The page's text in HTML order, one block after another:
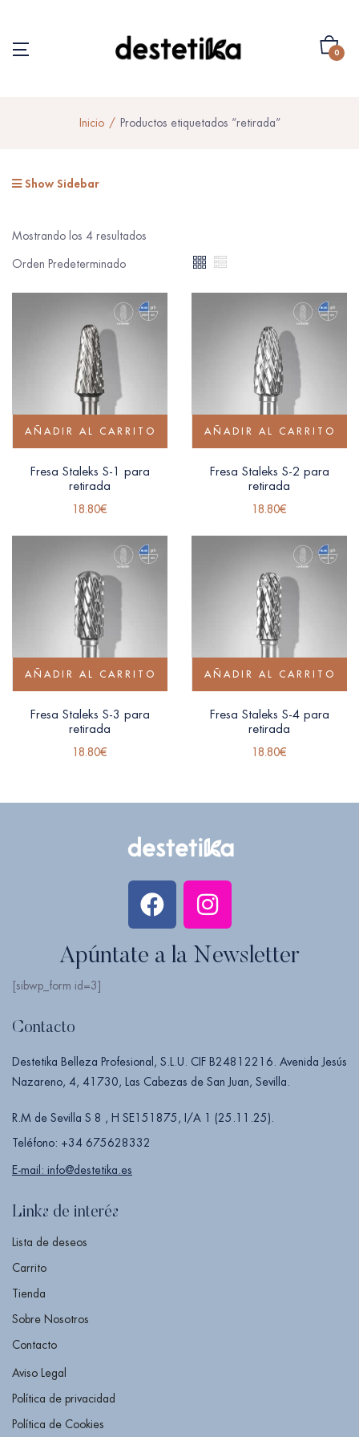
0
Inicio Productos etiquetados “retirada”
Show Sidebar
Mostrando los 4 resultados
AÑADIR AL CARRITO
Fresa Staleks S-1 para
retirada
18.80€
AÑADIR AL CARRITO
Fresa Staleks S-2 para
retirada
18.80€
AÑADIR AL CARRITO
Fresa Staleks S-3 para
retirada
18.80€
AÑADIR AL CARRITO
Fresa Staleks S-4 para
retirada
18.80€
Apúntate a la Newsletter
[sibwp_form id=3]
Contacto
Destetika Belleza Profesional, S.L.U. CIF B24812216. Avenida Jesús
Nazareno, 4, 41730, Las Cabezas de San Juan, Sevilla.
R.M de Sevilla S 8 , H SE151875, I/A 1 (25.11.25).
Teléfono: +34 675628332
E-mail: info@destetika.es
Links de interés
Lista de deseos
Carrito
Tienda
Sobre Nosotros
Contacto
Aviso Legal
Política de privacidad
Política de Cookies